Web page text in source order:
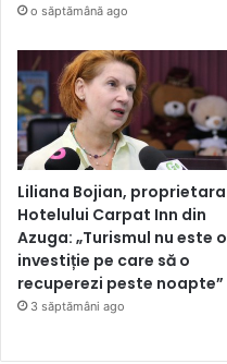
o săptămână ago
Liliana Bojian, proprietara
Hotelului Carpat Inn din
Azuga: „Turismul nu este o
investiție pe care să o
recuperezi peste noapte”
3 săptămâni ago